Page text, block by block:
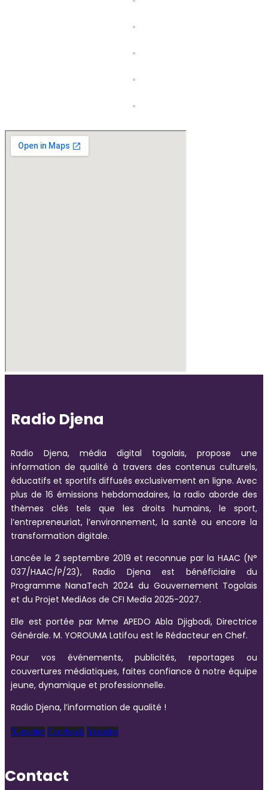
Radio Djena
Radio Djena, média digital togolais, propose une
information de qualité à travers des contenus culturels,
éducatifs et sportifs diffusés exclusivement en ligne. Avec
plus de 16 émissions hebdomadaires, la radio aborde des
thèmes clés tels que les droits humains, le sport,
l’entrepreneuriat, l’environnement, la santé ou encore la
transformation digitale.
Lancée le 2 septembre 2019 et reconnue par la HAAC (N°
037/HAAC/P/23), Radio Djena est bénéficiaire du
Programme NanaTech 2024 du Gouvernement Togolais
et du Projet MediAos de CFI Media 2025-2027.
Elle est portée par Mme APEDO Abla Djigbodi, Directrice
Générale. M. YOROUMA Latifou est le Rédacteur en Chef.
Pour vos événements, publicités, reportages ou
couvertures médiatiques, faites confiance à notre équipe
jeune, dynamique et professionnelle.
Radio Djena, l’information de qualité !
X-twitter Facebook Youtube
Contact